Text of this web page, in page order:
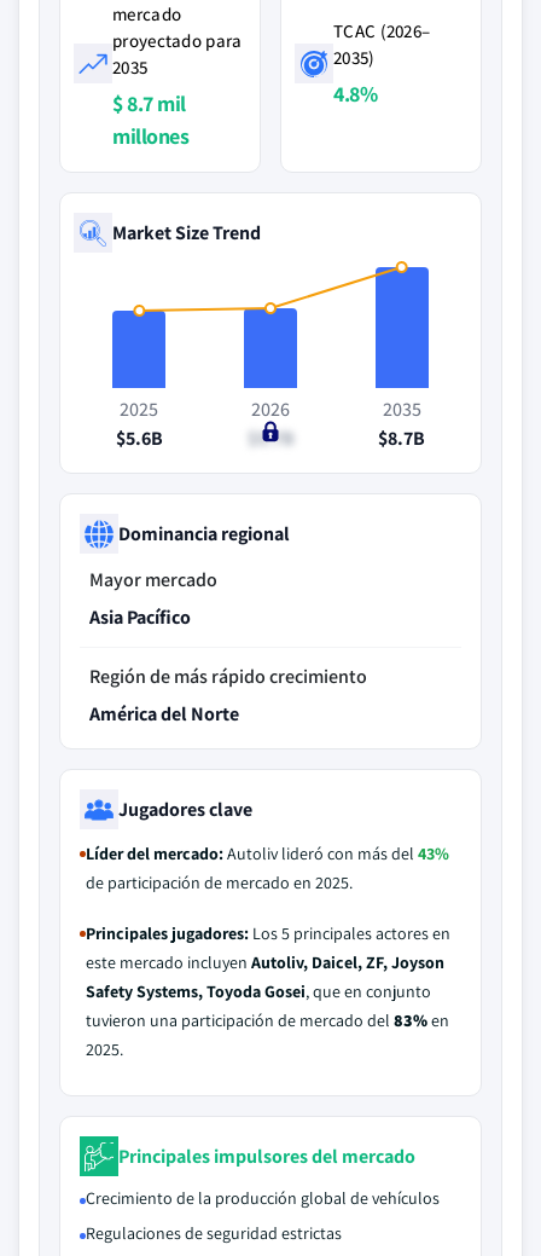
mercado
proyectado para
2035
$ 8.7 mil
millones
TCAC (2026–
2035)
4.8%
Market Size Trend
2025
$5.6B
2026
$5.7B
2035
$8.7B
Dominancia regional
Mayor mercado
Asia Pacífico
Región de más rápido crecimiento
América del Norte
Jugadores clave
Líder del mercado:Autoliv lideró con más del 43%
de participación de mercado en 2025.
Principales jugadores: Los 5 principales actores en
este mercado incluyen Autoliv, Daicel, ZF, Joyson
Safety Systems, Toyoda Gosei, que en conjunto
tuvieron una participación de mercado del 83%en
2025.
Principales impulsores del mercado
Crecimiento de la producción global de vehículos
Regulaciones de seguridad estrictas